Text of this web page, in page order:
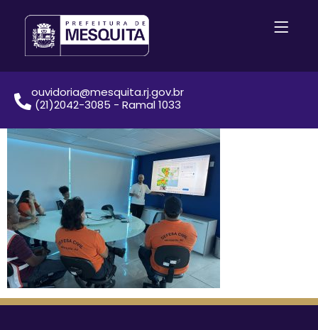
ouvidoria@mesquita.rj.gov.br
(21)2042-3085 - Ramal 1033